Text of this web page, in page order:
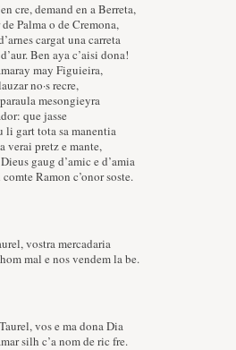
cre, demand en a Berreta,
Palma o de Cremona,
cargat una carreta
Ben aya c’aisi dona!
may Figuieira,
no·s recre,
mesongieyra
que jasse
li gart tota sa manentia
verai pretz e mante,
gaug d’amic e d’amia
Ramon c’onor soste.
vostra mercadaria
mal e nos vendem la be.
vos e ma dona Dia
silh c’a nom de ric fre.